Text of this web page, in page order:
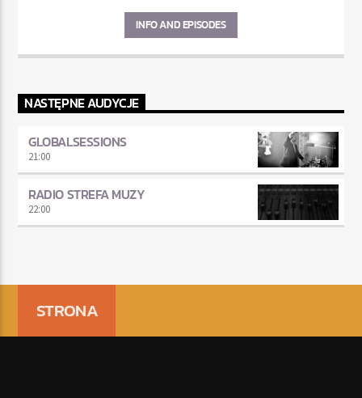
INFO AND EPISODES
NASTĘPNE AUDYCJE
GLOBALSESSIONS
21:00
RADIO STREFA MUZY
22:00
STRONA